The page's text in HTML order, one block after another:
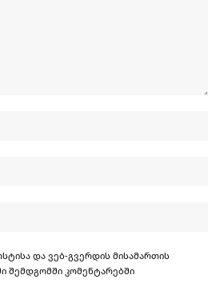
და ვებ-გვერდის მისამართის
შემდგომში კომენტარებში